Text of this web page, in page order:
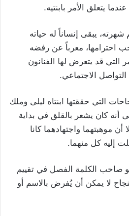
يتعلق الأمر بابنتيه.
يبقى إنساناً له حياته
احترامها، معرباً عن رفضه
التي قد يتعرض لها الفنانون
الاجتماعي.
التي حققتها ابنتاه ليلى وملك
أنه كان يشعر بالقلق في بداية
أن موهبتهما واجتهادهما كانا
إليه كل منهما.
صاحب الكلمة الفصل في تقييم
لا يمكن أن يُفرض بالاسم أو